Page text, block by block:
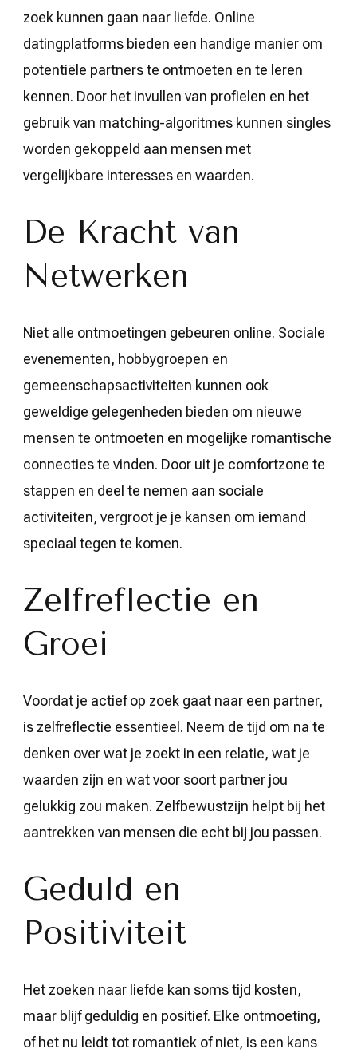
zoek kunnen gaan naar liefde. Online
datingplatforms bieden een handige manier om
potentiële partners te ontmoeten en te leren
kennen. Door het invullen van profielen en het
gebruik van matching-algoritmes kunnen singles
worden gekoppeld aan mensen met
vergelijkbare interesses en waarden.
De Kracht van
Netwerken
Niet alle ontmoetingen gebeuren online. Sociale
evenementen, hobbygroepen en
gemeenschapsactiviteiten kunnen ook
geweldige gelegenheden bieden om nieuwe
mensen te ontmoeten en mogelijke romantische
connecties te vinden. Door uit je comfortzone te
stappen en deel te nemen aan sociale
activiteiten, vergroot je je kansen om iemand
speciaal tegen te komen.
Zelfreflectie en
Groei
Voordat je actief op zoek gaat naar een partner,
is zelfreflectie essentieel. Neem de tijd om na te
denken over wat je zoekt in een relatie, wat je
waarden zijn en wat voor soort partner jou
gelukkig zou maken. Zelfbewustzijn helpt bij het
aantrekken van mensen die echt bij jou passen.
Geduld en
Positiviteit
Het zoeken naar liefde kan soms tijd kosten,
maar blijf geduldig en positief. Elke ontmoeting,
of het nu leidt tot romantiek of niet, is een kans